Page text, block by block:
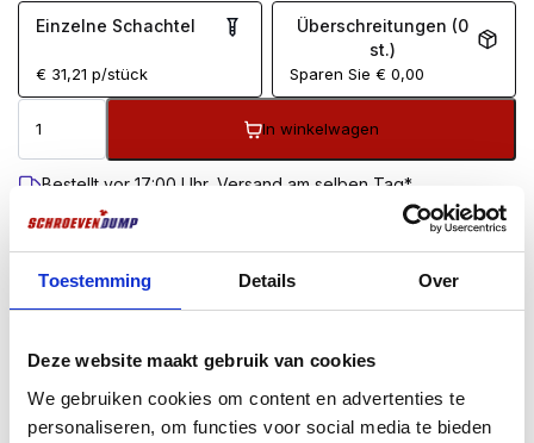
Toestemming Details Over
Deze website maakt gebruik van cookies
We gebruiken cookies om content en advertenties te
personaliseren, om functies voor social media te bieden
Einzelne Schachtel
€ 31,21 p/stück
Überschreitungen (0
st.)
Sparen Sie€ 0,00
In winkelwagen
Bestellt vor 17:00 Uhr, Versand am selben Tag*
Kostenloser Versand ab 99 €
100 Tage Rückgaberecht
Kundenbewertung 9,7/10
BESCHREIBUNGZUSÄTZLICHE INFORMATIONEN
REZENSIONEN (0)
Produktbeschriftung